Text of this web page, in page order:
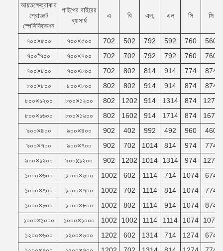
আয়তক্ষেত্রাকার
প্রোডাক্ট
স্পেসিফিকেশন
পাইপের বাইরের
ব্যাসার্ধ
এ বি এল, এল সি সি
৭০০×৫০০ ৭০০×৫০০ 702 502 792 592 760
560
৭০০*৭০০
৭০০×৭০০ 702 702 792 792 760
760
৭০০×৮০০
৭০০×৮০০ 702 802 814 914 774
874
৮০০×৮০০
৮০০×৮০০ 802 802 914 914 874
874
৮০০×১২০০
৮০০×১২০০ 802 1202 914 1314 874
1274
৮০০×১৬০০
৮০০×১৬০০ 802 1602 914 1714 874
1674
৯০০×৪০০
৯০০×৪০০ 902 402 992 492 960
460
৯০০×৭০০
৯০০×৭০০ 902 702 1014 814 974
774
৯০০×১২০০
৯০০x১২০০ 902 1202 1014 1314 974
1274
১০০০×৬০০
১০০০×৬০০ 1002 602 1114 714 1074
674
১০০০×৭০০
১০০০×৭০০ 1002 702 1114 814 1074
774
১০০০×৮০০
১০০০×৮০০ 1002 802 1114 914 1074
874
১০০০×১০০০
১০০০×১০০০ 1002 1002 1114 1114 1074
1074
১২০০×৬০০
১২০০×৬০০ 1202 602 1314 714 1274
674